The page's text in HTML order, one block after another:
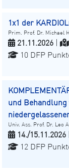
1x1 der
Prim. Prof. Dr. Michael
21.11.2026
10 DFP
und
Univ. Ass. Prof. Dr. Leo
14./15.11.2026
12 DFP